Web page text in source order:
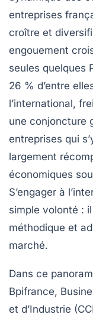
entreprises
croître et
engouement
seules quelques
26 % d’entre
l’international,
une conjoncture
entreprises qui
largement
économiques
S’engager à
simple volonté :
méthodique et
marché.
Dans ce
Bpifrance,
et d’Industrie